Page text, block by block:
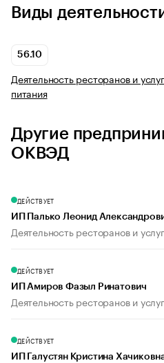
Виды
56.10
Деятельность ресторанов и
питания
Другие
ОКВЭД
ДЕЙСТВУЕТ
ИП Палько Леонид
Деятельность ресторанов и
ДЕЙСТВУЕТ
ИП Амиров Фазыл Ринатович
Деятельность ресторанов и
ДЕЙСТВУЕТ
ИП Галустян Кристина